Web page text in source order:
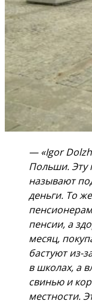
— «Igor
Польши. Эту
называют
деньги. То
пенсии, а
месяц,
бастуют из-
в школах, а
свинью и
местности.